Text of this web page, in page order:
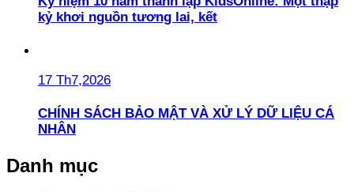
kỷ khơi nguồn tương lai, kết
17 Th7,2026
CHÍNH SÁCH BẢO MẬT VÀ XỬ LÝ DỮ LIỆU CÁ
NHÂN
Danh mục